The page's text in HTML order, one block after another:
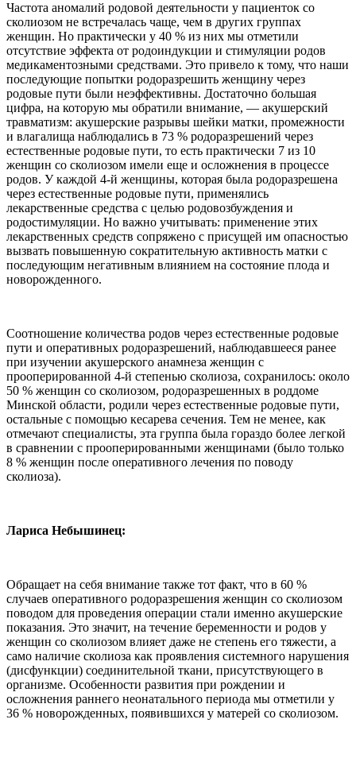
Частота аномалий родовой деятельности у пациенток со
сколиозом не встречалась чаще, чем в других группах
женщин. Но практически у 40 % из них мы отметили
отсутствие эффекта от родоиндукции и стимуляции родов
медикаментозными средствами. Это привело к тому, что наши
последующие попытки родоразрешить женщину через
родовые пути были неэффективны. Достаточно большая
цифра, на которую мы обратили внимание, — акушерский
травматизм: акушерские разрывы шейки матки, промежности
и влагалища наблюдались в 73 % родоразрешений через
естественные родовые пути, то есть практически 7 из 10
женщин со сколиозом имели еще и осложнения в процессе
родов. У каждой 4-й женщины, которая была родоразрешена
через естественные родовые пути, применялись
лекарственные средства с целью родовозбуждения и
родостимуляции. Но важно учитывать: применение этих
лекарственных средств сопряжено с присущей им опасностью
вызвать повышенную сократительную активность матки с
последующим негативным влиянием на состояние плода и
новорожденного.
Соотношение количества родов через естественные родовые
пути и оперативных родоразрешений, наблюдавшееся ранее
при изучении акушерского анамнеза женщин с
прооперированной 4-й степенью сколиоза, сохранилось: около
50 % женщин со сколиозом, родоразрешенных в роддоме
Минской области, родили через естественные родовые пути,
остальные с помощью кесарева сечения. Тем не менее, как
отмечают специалисты, эта группа была гораздо более легкой
в сравнении с прооперированными женщинами (было только
8 % женщин после оперативного лечения по поводу
сколиоза).
Лариса Небышинец:
Обращает на себя внимание также тот факт, что в 60 %
случаев оперативного родоразрешения женщин со сколиозом
поводом для проведения операции стали именно акушерские
показания. Это значит, на течение беременности и родов у
женщин со сколиозом влияет даже не степень его тяжести, а
само наличие сколиоза как проявления системного нарушения
(дисфункции) соединительной ткани, присутствующего в
организме. Особенности развития при рождении и
осложнения раннего неонатального периода мы отметили у
36 % новорожденных, появившихся у матерей со сколиозом.